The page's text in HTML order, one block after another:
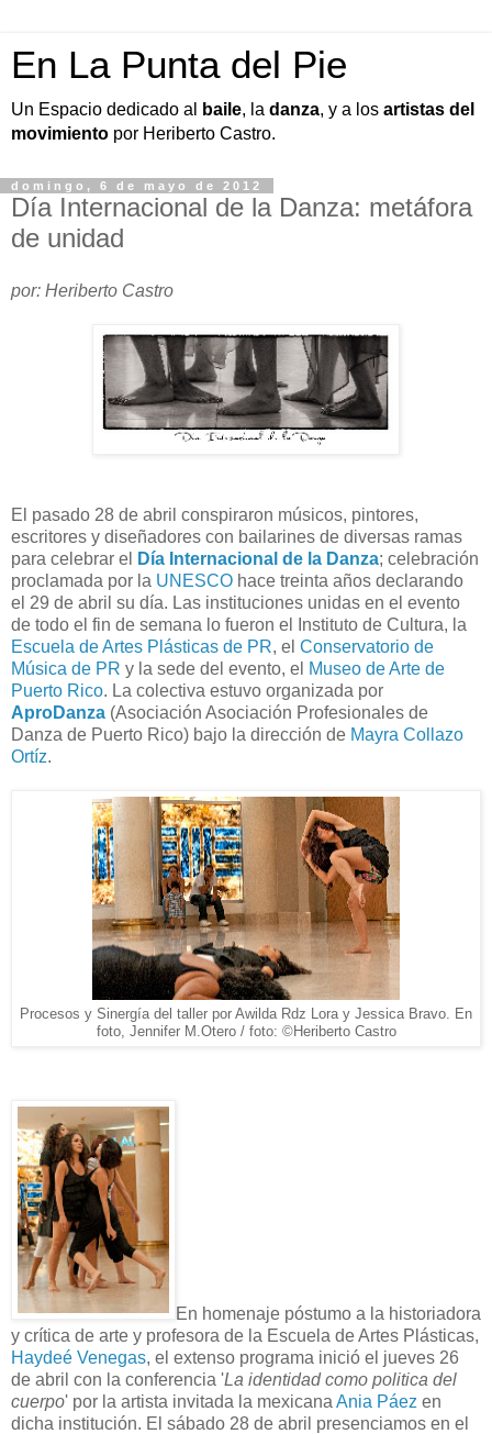
En La Punta del Pie
Un Espacio dedicado al baile, la danza, y a los artistas del
movimiento por Heriberto Castro.
domingo, 6 de mayo de 2012
Día Internacional de la Danza: metáfora
de unidad
por: Heriberto Castro
El pasado 28 de abril conspiraron músicos, pintores,
escritores y diseñadores con bailarines de diversas ramas
para celebrar el
Día Internacional de la Danza; celebración
proclamada por la UNESCO hace treinta años declarando
el 29 de abril su día. Las instituciones unidas en el evento
de todo el fin de semana lo fueron el Instituto de Cultura, la
Escuela de Artes Plásticas de PR, el Conservatorio de
Música de PR y la sede del evento, el Museo de Arte de
Puerto Rico. La colectiva estuvo organizada por
AproDanza (Asociación Asociación Profesionales de
Danza de Puerto Rico) bajo la dirección de Mayra Collazo
Ortíz.
Procesos y Sinergía del taller por Awilda Rdz Lora y Jessica Bravo. En
foto, Jennifer M.Otero / foto: ©Heriberto Castro
En homenaje póstumo a la historiadora
y crítica de arte y profesora de la Escuela de Artes Plásticas,
Haydeé Venegas, el extenso programa inició el jueves 26
de abril con la conferencia 'La identidad como politica del
cuerpo' por la artista invitada la mexicana Ania Páez en
dicha institución. El sábado 28 de abril presenciamos en el